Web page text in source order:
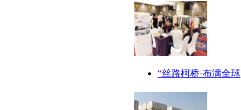
“丝路柯桥·布满全球